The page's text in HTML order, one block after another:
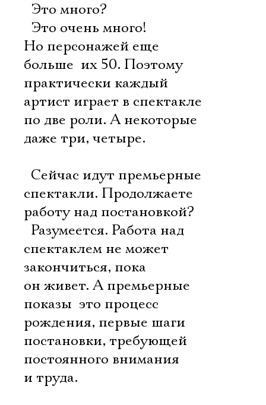
 Это много?
 Это очень много!
Но персонажей еще
больше  их 50. Поэтому
практически каждый
артист играет в спектакле
по две роли. А некоторые
даже три, четыре.
 Сейчас идут премьерные
спектакли. Продолжаете
работу над постановкой?
 Разумеется. Работа над
спектаклем не может
закончиться, пока
он живет. А премьерные
показы  это процесс
рождения, первые шаги
постановки, требующей
постоянного внимания
и труда.